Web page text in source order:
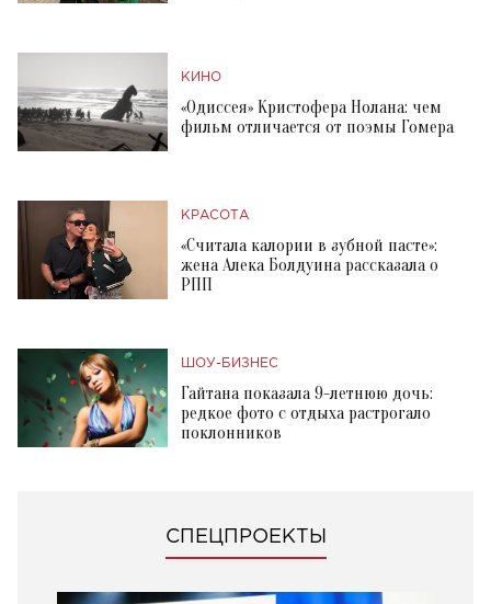
КИНО
«Одиссея» Кристофера Нолана: чем
фильм отличается от поэмы Гомера
КРАСОТА
«Считала калории в зубной пасте»:
жена Алека Болдуина рассказала о
РПП
ШОУ-БИЗНЕС
Гайтана показала 9-летнюю дочь:
редкое фото с отдыха растрогало
поклонников
СПЕЦПРОЕКТЫ